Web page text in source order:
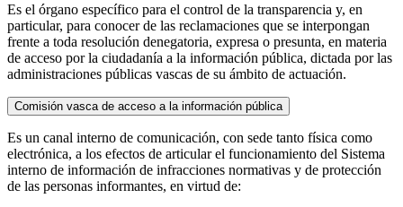
Es el órgano específico para el control de la transparencia y, en
particular, para conocer de las reclamaciones que se interpongan
frente a toda resolución denegatoria, expresa o presunta, en materia
de acceso por la ciudadanía a la información pública, dictada por las
administraciones públicas vascas de su ámbito de actuación.
Comisión vasca de acceso a la información pública
Es un canal interno de comunicación, con sede tanto física como
electrónica, a los efectos de articular el funcionamiento del Sistema
interno de información de infracciones normativas y de protección
de las personas informantes, en virtud de: